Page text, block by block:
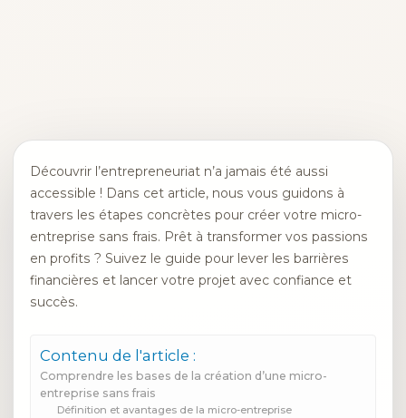
Découvrir l’entrepreneuriat n’a jamais été aussi
accessible ! Dans cet article, nous vous guidons à
travers les étapes concrètes pour créer votre micro-
entreprise sans frais. Prêt à transformer vos passions
en profits ? Suivez le guide pour lever les barrières
financières et lancer votre projet avec confiance et
succès.
Contenu de l'article :
Comprendre les bases de la création d’une micro-
entreprise sans frais
Définition et avantages de la micro-entreprise